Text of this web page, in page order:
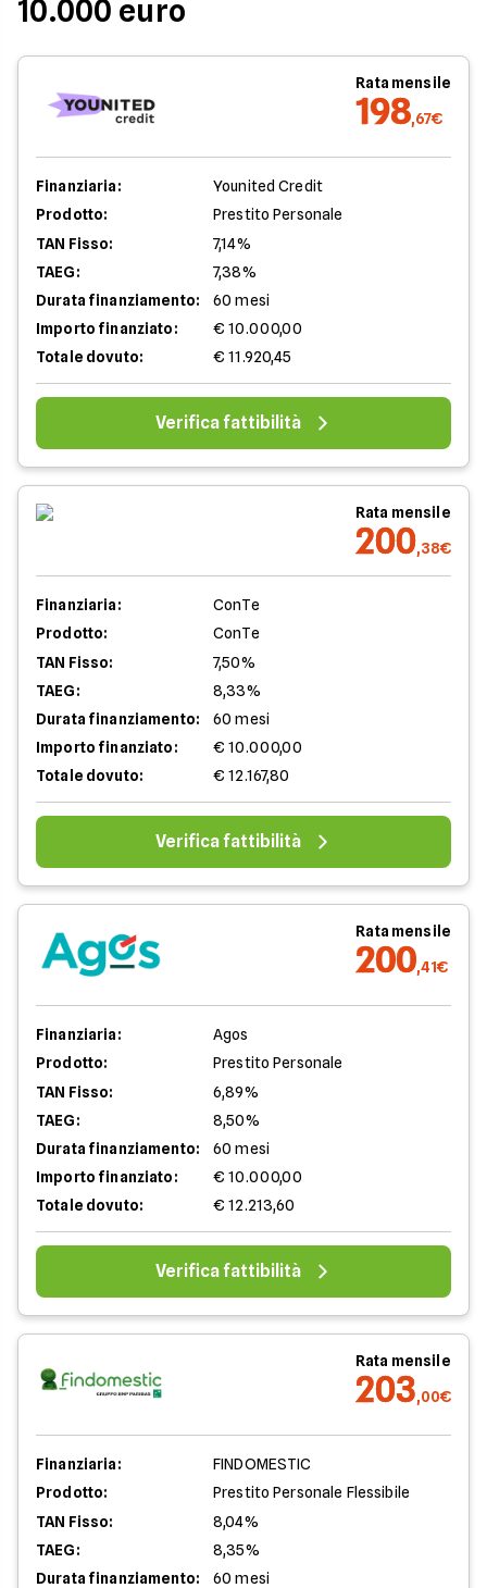
10.000 euro
Rata mensile
198,67€
Finanziaria:
Younited Credit
Prodotto:
Prestito Personale
TAN Fisso:
7,14%
TAEG:
7,38%
Durata finanziamento:
60 mesi
Importo finanziato:
€ 10.000,00
Totale dovuto:
€ 11.920,45
Verifica fattibilità
Rata mensile
200,38€
Finanziaria:
ConTe
Prodotto:
ConTe
TAN Fisso:
7,50%
TAEG:
8,33%
Durata finanziamento:
60 mesi
Importo finanziato:
€ 10.000,00
Totale dovuto:
€ 12.167,80
Verifica fattibilità
Rata mensile
200,41€
Finanziaria:
Agos
Prodotto:
Prestito Personale
TAN Fisso:
6,89%
TAEG:
8,50%
Durata finanziamento:
60 mesi
Importo finanziato:
€ 10.000,00
Totale dovuto:
€ 12.213,60
Verifica fattibilità
Rata mensile
203,00€
Finanziaria:
FINDOMESTIC
Prodotto:
Prestito Personale Flessibile
TAN Fisso:
8,04%
TAEG:
8,35%
Durata finanziamento:
60 mesi